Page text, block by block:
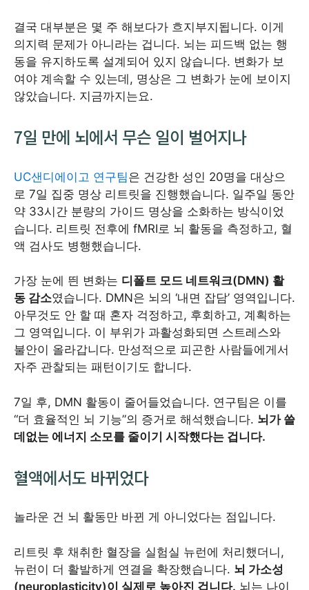
결국 대부분은 몇 주 해보다가 흐지부지됩니다. 이게
의지력 문제가 아니라는 겁니다. 뇌는 피드백 없는 행
동을 유지하도록 설계되어 있지 않습니다. 변화가 보
여야 계속할 수 있는데, 명상은 그 변화가 눈에 보이지
않았습니다. 지금까지는요.
7일 만에 뇌에서 무슨 일이 벌어지나
UC샌디에이고 연구팀은 건강한 성인 20명을 대상으
로 7일 집중 명상 리트릿을 진행했습니다. 일주일 동안
약 33시간 분량의 가이드 명상을 소화하는 방식이었
습니다. 리트릿 전후에 fMRI로 뇌 활동을 측정하고, 혈
액 검사도 병행했습니다.
가장 눈에 띈 변화는 디폴트 모드 네트워크(DMN) 활
동 감소였습니다. DMN은 뇌의 ‘내면 잡담’ 영역입니다.
아무것도 안 할 때 혼자 걱정하고, 후회하고, 계획하는
그 영역입니다. 이 부위가 과활성화되면 스트레스와
불안이 올라갑니다. 만성적으로 피곤한 사람들에게서
자주 관찰되는 패턴이기도 합니다.
7일 후, DMN 활동이 줄어들었습니다. 연구팀은 이를
“더 효율적인 뇌 기능”의 증거로 해석했습니다. 뇌가 쓸
데없는 에너지 소모를 줄이기 시작했다는 겁니다.
혈액에서도 바뀌었다
놀라운 건 뇌 활동만 바뀐 게 아니었다는 점입니다.
리트릿 후 채취한 혈장을 실험실 뉴런에 처리했더니,
뉴런이 더 활발하게 연결을 확장했습니다. 뇌 가소성
(neuroplasticity)이 실제로 높아진 겁니다. 뇌는 나이